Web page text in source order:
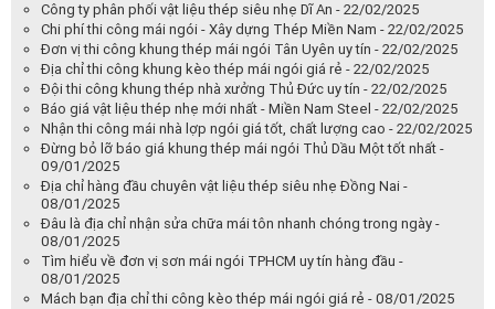
Công ty phân phối vật liệu thép siêu nhẹ Dĩ An - 22/02/2025
Chi phí thi công mái ngói - Xây dựng Thép Miền Nam - 22/02/2025
Đơn vị thi công khung thép mái ngói Tân Uyên uy tín - 22/02/2025
Địa chỉ thi công khung kèo thép mái ngói giá rẻ - 22/02/2025
Đội thi công khung thép nhà xưởng Thủ Đức uy tín - 22/02/2025
Báo giá vật liệu thép nhẹ mới nhất - Miền Nam Steel - 22/02/2025
Nhận thi công mái nhà lợp ngói giá tốt, chất lượng cao - 22/02/2025
Đừng bỏ lỡ báo giá khung thép mái ngói Thủ Dầu Một tốt nhất -
09/01/2025
Địa chỉ hàng đầu chuyên vật liệu thép siêu nhẹ Đồng Nai -
08/01/2025
Đâu là địa chỉ nhận sửa chữa mái tôn nhanh chóng trong ngày -
08/01/2025
Tìm hiểu về đơn vị sơn mái ngói TPHCM uy tín hàng đầu -
08/01/2025
Mách bạn địa chỉ thi công kèo thép mái ngói giá rẻ - 08/01/2025